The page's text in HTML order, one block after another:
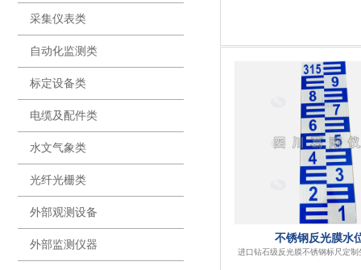
不锈钢反光膜水
进口钻石级反光膜不锈钢标尺定制
采集仪表类
自动化监测类
标定设备类
电缆及配件类
水文气象类
光纤光栅类
外部观测设备
外部监测仪器